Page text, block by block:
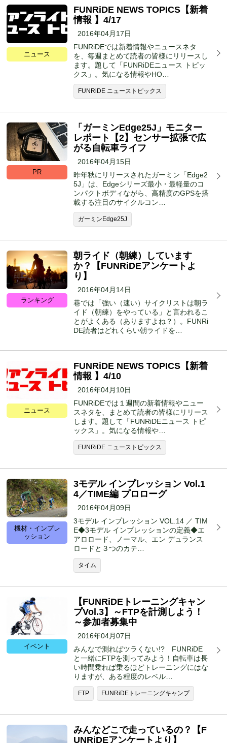
ニュース
FUNRiDE NEWS TOPICS【新着
情報 】4/17
2016年04月17日
FUNRiDEでは新着情報やニュースネタ
を、毎週まとめて読者の皆様にリリースし
ます。題して「FUNRiDEニュース トピッ
クス」。気になる情報やHO…
FUNRiDE ニューストピックス
PR
「ガーミンEdge25J」モニター
レポート【2】センサー拡張で広
がる自転車ライフ
2016年04月15日
昨年秋にリリースされたガーミン「Edge2
5J」は、Edgeシリーズ最小・最軽量のコ
ンパクトボディながら、高精度のGPSを搭
載する注目のサイクルコン…
ガーミンEdge25J
ランキング
朝ライド（朝練）しています
か？【FUNRiDEアンケートよ
り】
2016年04月14日
巷では「強い（速い）サイクリストは朝ラ
イド（朝練）をやっている」と言われるこ
とがよくある（ありますよね？）。FUNRi
DE読者はどれくらい朝ライドを…
ニュース
FUNRiDE NEWS TOPICS【新着
情報 】4/10
2016年04月10日
FUNRiDEでは１週間の新着情報やニュー
スネタを、まとめて読者の皆様にリリース
します。題して「FUNRiDEニュース トピ
ックス」。気になる情報や…
FUNRiDE ニューストピックス
機材・インプレ
ッション
3モデル インプレッション Vol.1
4／TIME編 プロローグ
2016年04月09日
3モデル インプレッション VOL.14 ／ TIM
E◆3モデル インプレッションの定義◆エ
アロロード、ノーマル、エン デュランス
ロードと３つのカテ…
タイム
イベント
【FUNRiDEトレーニングキャン
プVol.3】～FTPを計測しよう！
～参加者募集中
2016年04月07日
みんなで測ればツラくない!? FUNRiDE
と一緒にFTPを測ってみよう！自転車は長
い時間乗れば乗るほどトレーニングにはな
りますが、ある程度のレベル…
FTP FUNRiDEトレーニングキャンプ
みんなどこで走っているの？【F
UNRiDEアンケートより】